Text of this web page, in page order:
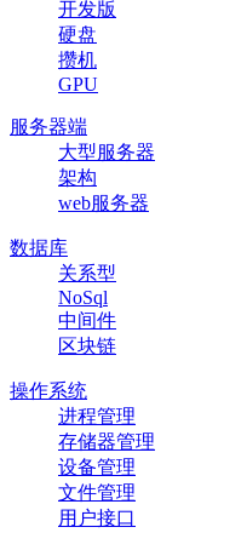
开发版
硬盘
攒机
GPU
服务器端
大型服务器
架构
web服务器
数据库
关系型
NoSql
中间件
区块链
操作系统
进程管理
存储器管理
设备管理
文件管理
用户接口